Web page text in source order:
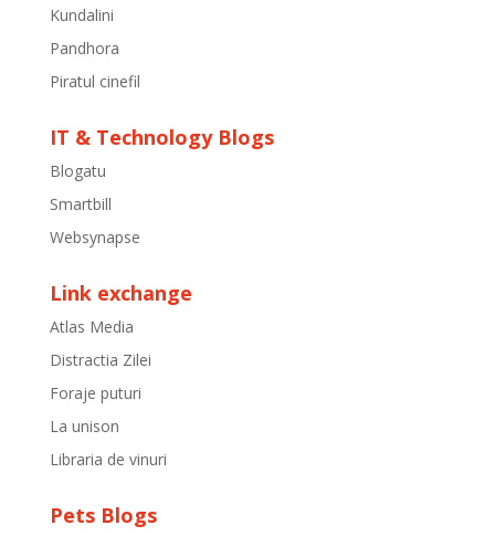
Kundalini
Pandhora
Piratul cinefil
IT & Technology Blogs
Blogatu
Smartbill
Websynapse
Link exchange
Atlas Media
Distractia Zilei
Foraje puturi
La unison
Libraria de vinuri
Pets Blogs